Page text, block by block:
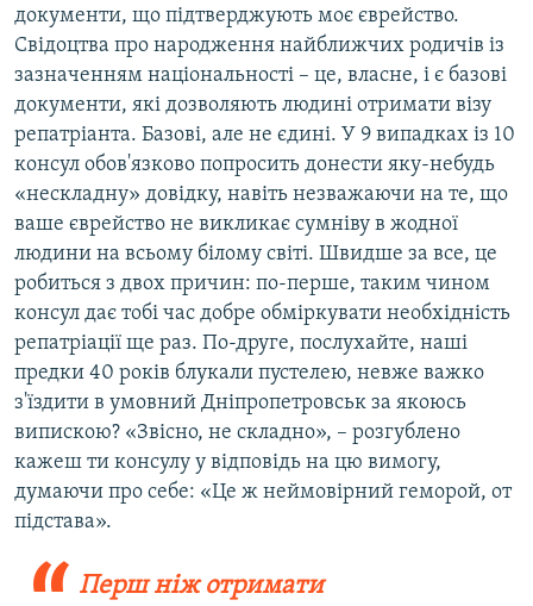
документи, що підтверджують моє єврейство.
Свідоцтва про народження найближчих родичів із
зазначенням національності – це, власне, і є базові
документи, які дозволяють людині отримати візу
репатріанта. Базові, але не єдині. У 9 випадках із 10
консул обов'язково попросить донести яку-небудь
«нескладну» довідку, навіть незважаючи на те, що
ваше єврейство не викликає сумніву в жодної
людини на всьому білому світі. Швидше за все, це
робиться з двох причин: по-перше, таким чином
консул дає тобі час добре обміркувати необхідність
репатріації ще раз. По-друге, послухайте, наші
предки 40 років блукали пустелею, невже важко
з'їздити в умовний Дніпропетровськ за якоюсь
випискою? «Звісно, не складно», – розгублено
кажеш ти консулу у відповідь на цю вимогу,
думаючи про себе: «Це ж неймовірний геморой, от
підстава».
Перш ніж отримати